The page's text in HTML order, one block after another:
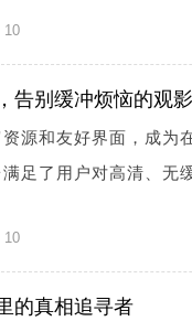
10
告别缓冲烦恼的观
源和友好界面，成为
足了用户对高清、无
10
的真相追寻者